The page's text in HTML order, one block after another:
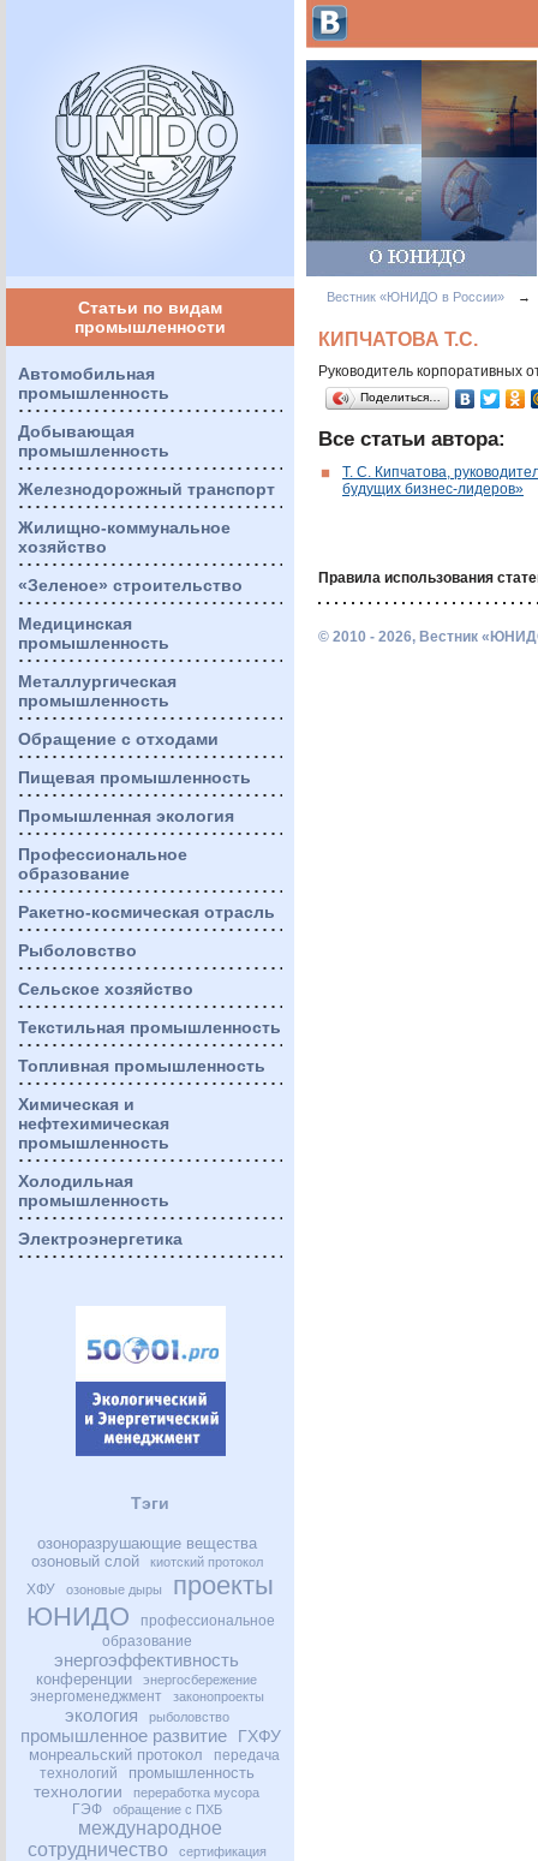
Статьи по видам
промышленности
Автомобильная
промышленность
Добывающая
промышленность
Железнодорожный транспорт
Жилищно-коммунальное
хозяйство
«Зеленое» строительство
Медицинская
промышленность
Металлургическая
промышленность
Обращение с отходами
Пищевая промышленность
Промышленная экология
Профессиональное
образование
Ракетно-космическая отрасль
Рыболовство
Сельское хозяйство
Текстильная промышленность
Топливная промышленность
Химическая и
нефтехимическая
промышленность
Холодильная
промышленность
Электроэнергетика
Тэги
озоноразрушающие вещества
озоновый слой
киотский протокол
ХФУ озоновые дыры
проекты
ЮНИДО
профессиональное
образование
энергоэффективность
конференции энергосбережение
энергоменеджмент законопроекты
экология рыболовство
промышленное развитие ГХФУ
монреальский протокол
передача
технологий
промышленность
технологии переработка мусора
ГЭФ обращение с ПХБ
международное
сотрудничество
сертификация
Вестник «ЮНИДО в России» →
КИПЧАТОВА Т.С.
Руководитель корпоративных
Поделиться…
Все статьи автора:
Т. С. Кипчатова,
будущих бизнес-лидеров»
Правила использования
© 2010 - 2026, Вестник